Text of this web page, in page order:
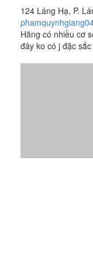
2.8 / 5Trà
Hạ
124 Láng Hạ, P.